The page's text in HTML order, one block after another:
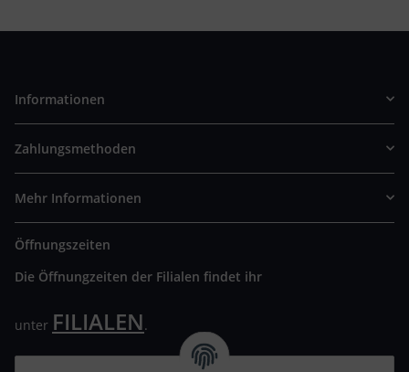
Informationen
Zahlungsmethoden
Mehr Informationen
Öffnungszeiten
Die Öffnungzeiten der Filialen findet ihr
unter FILIALEN.
Wir freuen uns auf Euren Besuch. Bitte beachtet die